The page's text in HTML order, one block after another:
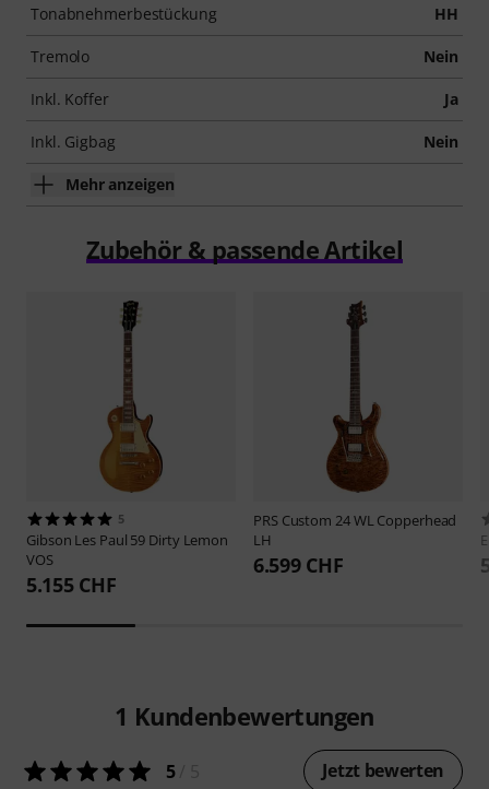
Tonabnehmerbestückung HH
Tremolo Nein
Inkl. Koffer Ja
Inkl. Gigbag Nein
Mehr anzeigen
Zubehör & passende Artikel
5
Gibson Les Paul 59 Dirty Lemon
VOS
5.155 CHF
PRS Custom 24 WL Copperhead
LH
6.599 CHF
1 Kundenbewertungen
5/ 5 Jetzt bewerten